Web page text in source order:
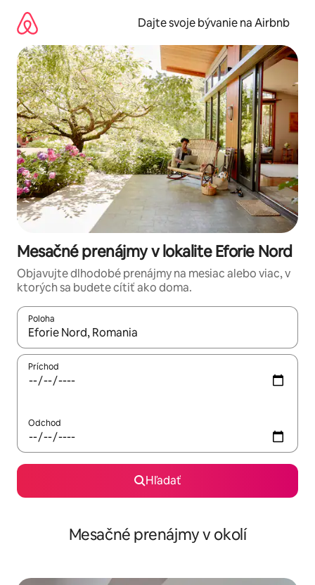
obsah.
Dajte svoje bývanie na Airbnb
Mesačné prenájmy v lokalite Eforie Nord
Objavujte dlhodobé prenájmy na mesiac alebo viac, v
ktorých sa budete cítiť ako doma.
Poloha
Keď budú výsledky k dispozícii, môžete si ich prechádzať
Príchod
Odchod
Hľadať
Mesačné prenájmy v okolí